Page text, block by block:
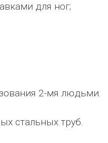
площадка
для ног;
2-мя людьми.
стальных труб.